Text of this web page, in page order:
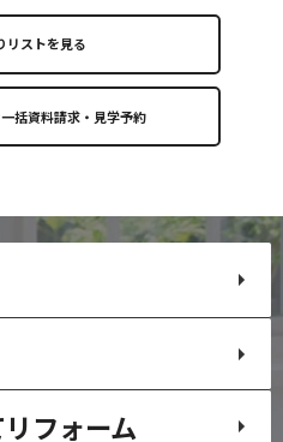
リストを見る
リフォーム